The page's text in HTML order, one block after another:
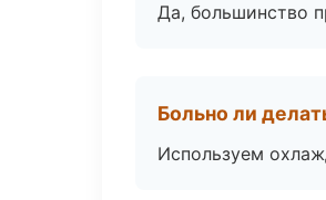
Да, большинство
Больно ли
Используем